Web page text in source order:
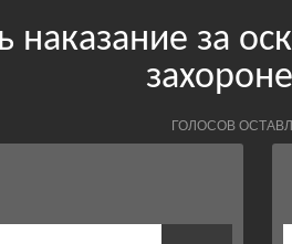
наказание за
ГОЛОСОВ